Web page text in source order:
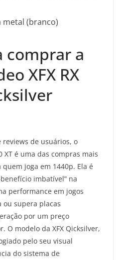
metal (branco)
comprar a
XFX RX
reviews de usuários, o
XT é uma das compras mais
joga em 1440p. Ela é
imbatível” na
performance em jogos
ou supera placas
por um preço
O modelo da XFX Qicksilver,
pelo seu visual
do sistema de